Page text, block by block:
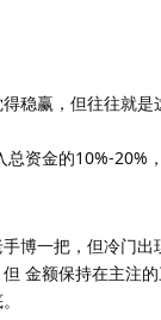
稳赢，但往往就是
资金的10%-20%
博一把，但冷门出
金额保持在主注